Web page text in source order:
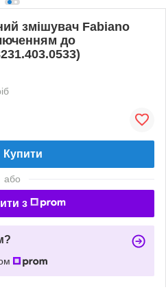
змішувач Fabiano
до
Купити
або
з